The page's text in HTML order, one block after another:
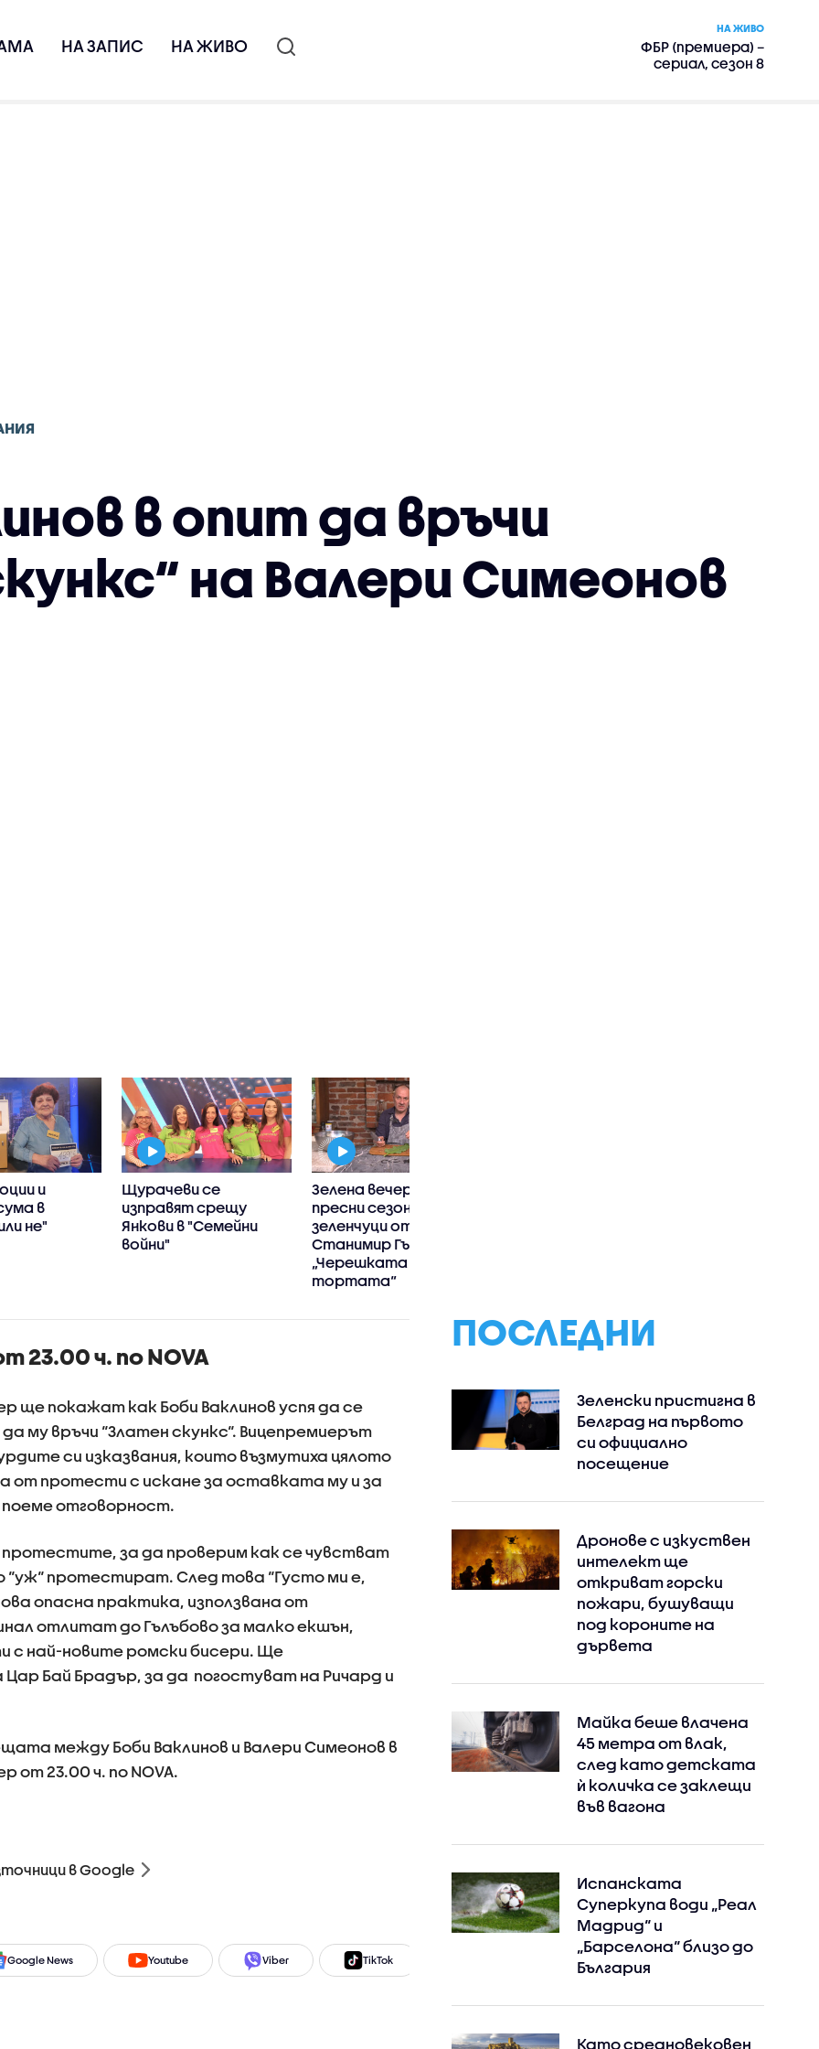
НА ЗАПИС НА ЖИВО
НА ЖИВО
ФБР (премиера) –
сериал, сезон 8
в опит да връчи
на Валери Симеонов
и
в
не"
Щурачеви се
изправят срещу
Янкови в "Семейни
войни"
Зелена вечеря с
пресни сезонни
зеленчуци от
Станимир Гъмов в
„Черешката на
тортата“
23.00 ч. по NOVA
ще покажат как Боби Ваклинов успя да се
му връчи “Златен скункс“. Вицепремиерът
си изказвания, които възмутиха цялото
от протести с искане за оставката му и за
отговорност.
за да проверим как се чувстват
“уж“ протестират. След това “Густо ми е,
опасна практика, използвана от
отлитат до Гълъбово за малко екшън,
с най-новите ромски бисери. Ще
Бай Брадър, за да погостуват на Ричард и
между Боби Ваклинов и Валери Симеонов в
от 23.00 ч. по NOVA.
в Google
Google News Youtube Viber TikTok
ПОСЛЕДНИ
Зеленски пристигна в
Белград на първото
си официално
посещение
Дронове с изкуствен
интелект ще
откриват горски
пожари, бушуващи
под короните на
дървета
Майка беше влачена
45 метра от влак,
след като детската
ѝ количка се заклещи
във вагона
Испанската
Суперкупа води „Реал
Мадрид“ и
„Барселона“ близо до
България
Като средновековен